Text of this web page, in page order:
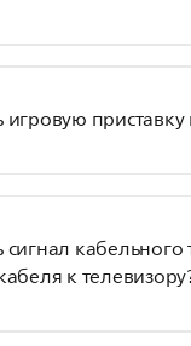
приставку
к